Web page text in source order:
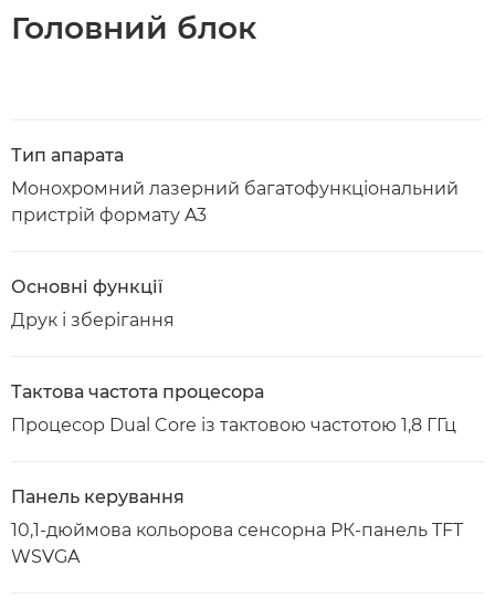
Головний блок
Тип апарата
Монохромний лазерний багатофункціональний
пристрій формату A3
Основні функції
Друк і зберігання
Тактова частота процесора
Процесор Dual Core із тактовою частотою 1,8 ГГц
Панель керування
10,1-дюймова кольорова сенсорна РК-панель TFT
WSVGA